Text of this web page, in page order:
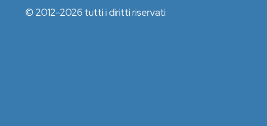
© 2012-2026 tutti i diritti riservati